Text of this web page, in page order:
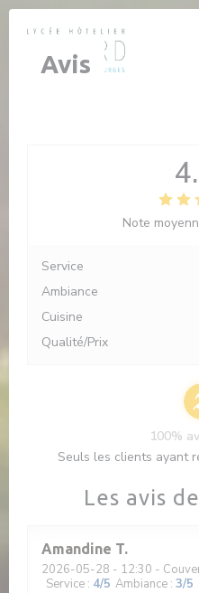
Personnalisation de vos choix
Avis
Les avis
Amandine T
2026-05-28 - 12:30 -
Service : 4/5 Ambiance : 3/5
Note
Service
Ambiance
Cuisine
Qualité/Prix
100%
Seuls les clients ayant